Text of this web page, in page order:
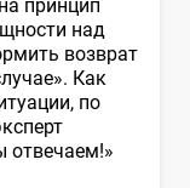
принцип
над
возврат
Как
по
отвечаем!»